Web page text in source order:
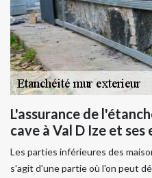
L'assurance de
cave à Val D Ize et ses
Les parties inférieures des
s'agit d'une partie où l'on peut